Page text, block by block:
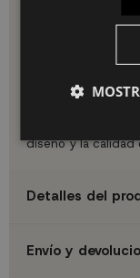
Fabricación
Relación
espacio donde
toque de
La elección
diseño y la calidad
Detalles del
Envío y